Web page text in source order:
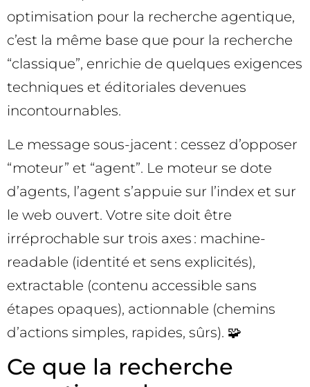
optimisation pour la recherche agentique,
c’est la même base que pour la recherche
“classique”, enrichie de quelques exigences
techniques et éditoriales devenues
incontournables.
Le message sous-jacent : cessez d’opposer
“moteur” et “agent”. Le moteur se dote
d’agents, l’agent s’appuie sur l’index et sur
le web ouvert. Votre site doit être
irréprochable sur trois axes : machine-
readable (identité et sens explicités),
extractable (contenu accessible sans
étapes opaques), actionnable (chemins
d’actions simples, rapides, sûrs). 🧩
Ce que la recherche